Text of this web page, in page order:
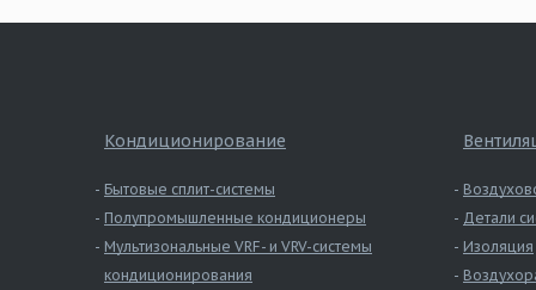
Кондиционирование
Бытовые сплит-системы
Полупромышленные кондиционеры
Мультизональные VRF- и VRV-системы
кондиционирования
Детали
Изоляция